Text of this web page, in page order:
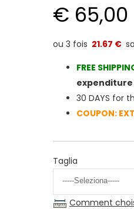
€ 65,00
21.67 €
FREE SHIPPIN
expenditure
30 DAYS for
COUPON:
Taglia
Comment